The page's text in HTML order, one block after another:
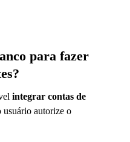
para fazer
integrar contas de
usuário autorize o